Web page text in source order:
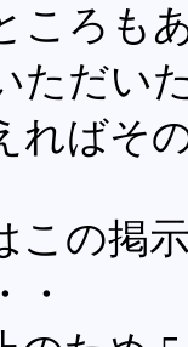
ころも
ただい
ればそ
この掲
・